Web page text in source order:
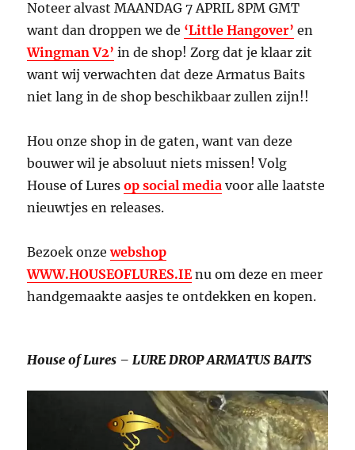
Noteer alvast MAANDAG 7 APRIL 8PM GMT
want dan droppen we de ‘Little Hangover’ en
Wingman V2’ in de shop! Zorg dat je klaar zit
want wij verwachten dat deze Armatus Baits
niet lang in de shop beschikbaar zullen zijn!!
Hou onze shop in de gaten, want van deze
bouwer wil je absoluut niets missen! Volg
House of Luresop social media voor alle laatste
nieuwtjes en releases.
Bezoek onzewebshop
WWW.HOUSEOFLURES.IEnu om deze en meer
handgemaakte aasjes te ontdekken en kopen.
House of Lures – LURE DROP ARMATUS BAITS